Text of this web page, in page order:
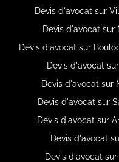
Devis d'avocat sur
Devis d'avocat sur
Devis d'avocat sur
Devis d'avocat
Devis d'avocat sur
Devis d'avocat sur
Devis d'avocat sur
Devis d'avocat
Devis d'avocat